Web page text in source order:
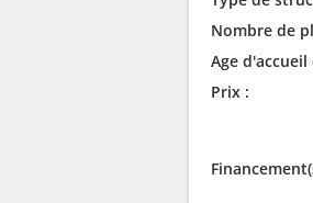
Nombre de
Age
Prix :